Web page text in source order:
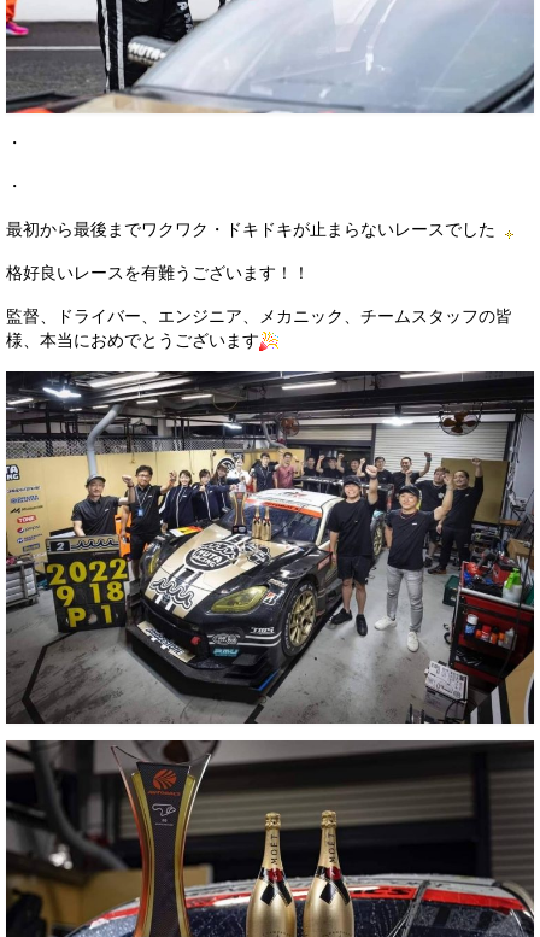
・
・
最初から最後までワクワク・ドキドキが止まらないレースでした
格好良いレースを有難うございます！！
監督、ドライバー、エンジニア、メカニック、チームスタッフの皆
様、本当におめでとうございます